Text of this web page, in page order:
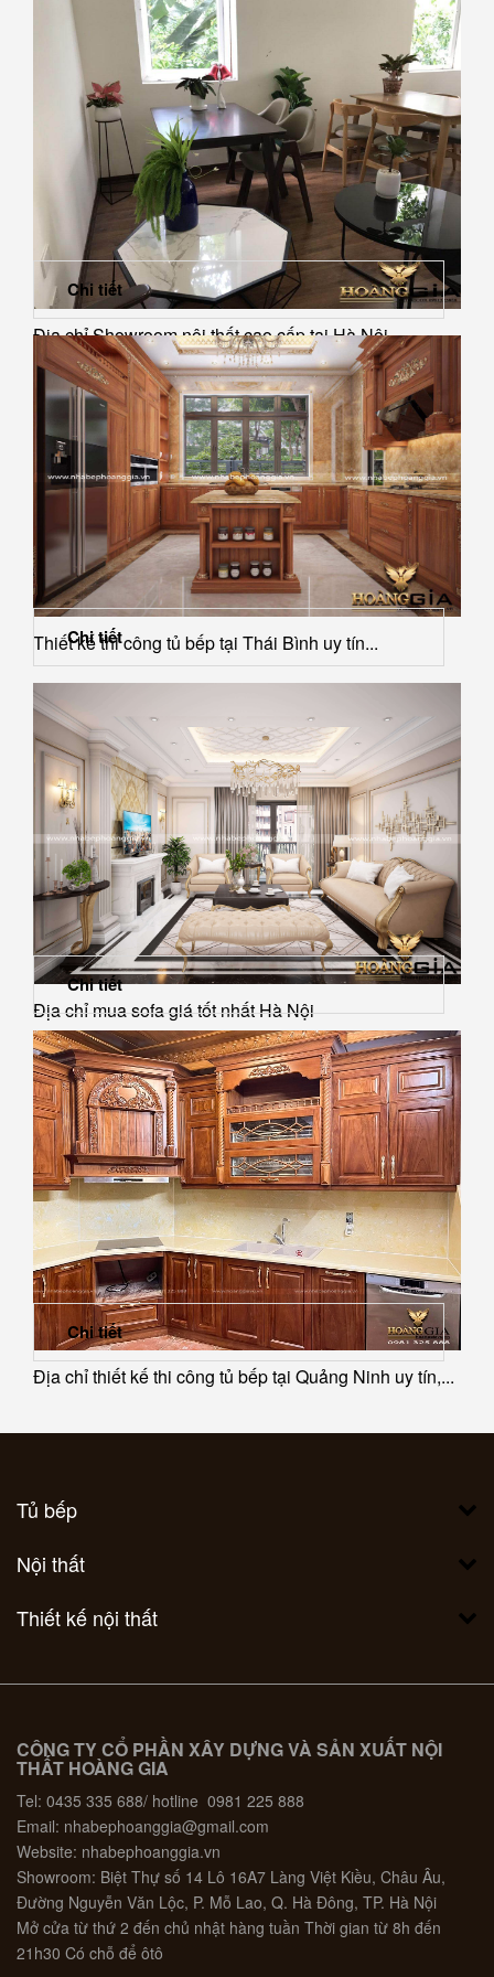
Địa chỉ Showroom nội thất cao cấp tại Hà Nội
Chi tiết
Thiết kế thi công tủ bếp tại Thái Bình uy tín...
Chi tiết
Địa chỉ mua sofa giá tốt nhất Hà Nội
Chi tiết
Địa chỉ thiết kế thi công tủ bếp tại Quảng Ninh uy tín,...
Chi tiết
Tủ bếp
Nội thất
Thiết kế nội thất
CÔNG TY CỔ PHẦN XÂY DỰNG VÀ SẢN XUẤT NỘI
THẤT HOÀNG GIA
Tel: 0435 335 688/ hotline 0981 225 888
Email: nhabephoanggia@gmail.com
Website: nhabephoanggia.vn
Showroom: Biệt Thự số 14 Lô 16A7 Làng Việt Kiều, Châu Âu,
Đường Nguyễn Văn Lộc, P. Mỗ Lao, Q. Hà Đông, TP. Hà Nội
Mở cửa từ thứ 2 đến chủ nhật hàng tuần Thời gian từ 8h đến
21h30 Có chỗ để ôtô